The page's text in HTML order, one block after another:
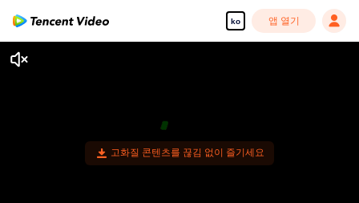
ko 앱 열기
고화질 콘텐츠를 끊김 없이 즐기세요